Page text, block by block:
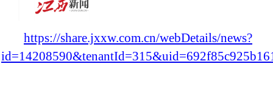
https://share.jxxw.com.cn/webDetails/news?